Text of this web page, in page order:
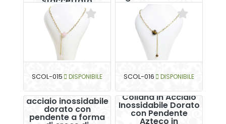
SCOL-015 DISPONIBILE SCOL-016 DISPONIBILE
Collana a catena in
acciaio inossidabile
dorato con
pendente a forma
Collana in Acciaio
Inossidabile Dorato
con Pendente
Azteco in